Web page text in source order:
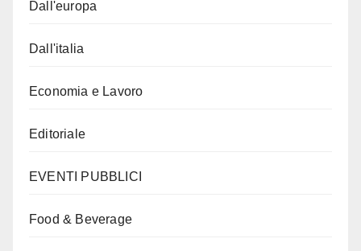
Dall'europa
Dall'italia
Economia e Lavoro
Editoriale
EVENTI PUBBLICI
Food & Beverage